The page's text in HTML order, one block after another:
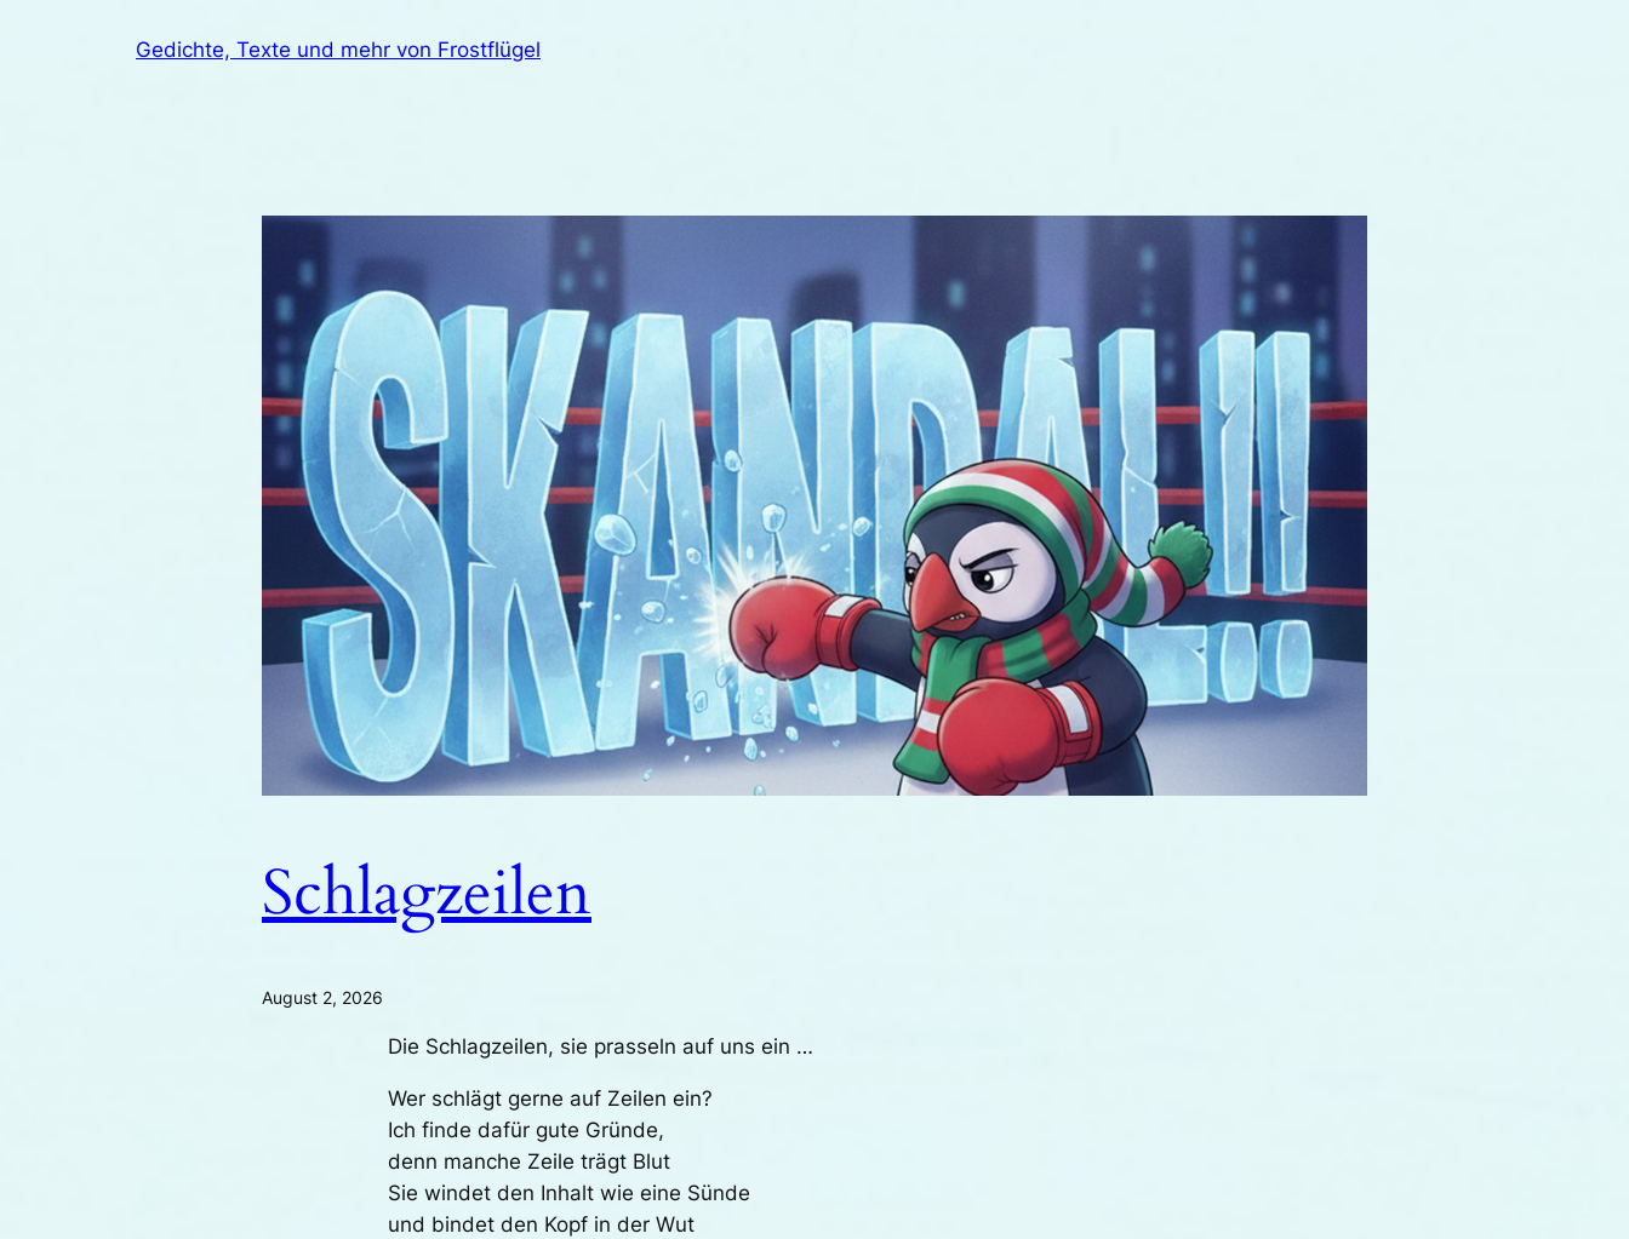
Gedichte, Texte und mehr von Frostflügel
Schlagzeilen
August 2, 2026
Die Schlagzeilen, sie prasseln auf uns ein …
Wer schlägt gerne auf Zeilen ein?
Ich finde dafür gute Gründe,
denn manche Zeile trägt Blut
Sie windet den Inhalt wie eine Sünde
und bindet den Kopf in der Wut